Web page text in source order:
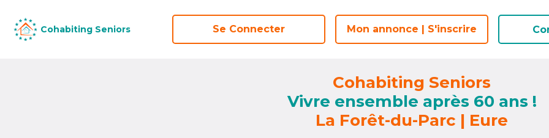
Cohabiting Seniors Se Connecter Mon annonce | S'inscrire
Cohabiting Seniors Se Connecter Mon annonce | S'inscrire
Cohabiting Seniors
Vivre ensemble après 60 ans !
La Forêt-du-Parc | Eure